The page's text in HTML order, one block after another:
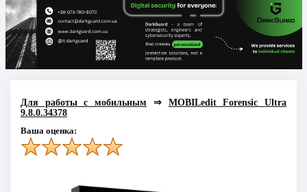
Для работы с мобильным ⇒ MOBILedit Forensic Ultra
9.8.0.34378
Ваша оценка: